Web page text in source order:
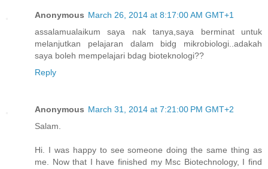
Anonymous March 26, 2014 at 8:17:00 AM GMT+1
assalamualaikum saya nak tanya,saya berminat untuk
melanjutkan pelajaran dalam bidg mikrobiologi..adakah
saya boleh mempelajari bdag bioteknologi??
Reply
Anonymous March 31, 2014 at 7:21:00 PM GMT+2
Salam.
Hi. I was happy to see someone doing the same thing as
me. Now that I have finished my Msc Biotechnology, I find